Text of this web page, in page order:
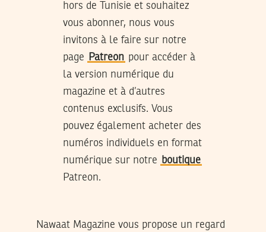
hors de Tunisie et souhaitez
vous abonner, nous vous
invitons à le faire sur notre
page
Patreon pour accéder à
la version numérique du
magazine et à d’autres
contenus exclusifs. Vous
pouvez également acheter des
numéros individuels en format
numérique sur notre boutique
Patreon.
Nawaat Magazine vous propose un regard